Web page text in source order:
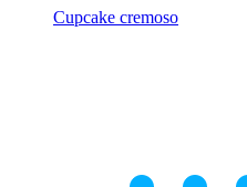
Cupcake cremoso